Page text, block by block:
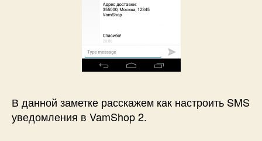
В данной заметке расскажем как настроить SMS
уведомления в VamShop 2.